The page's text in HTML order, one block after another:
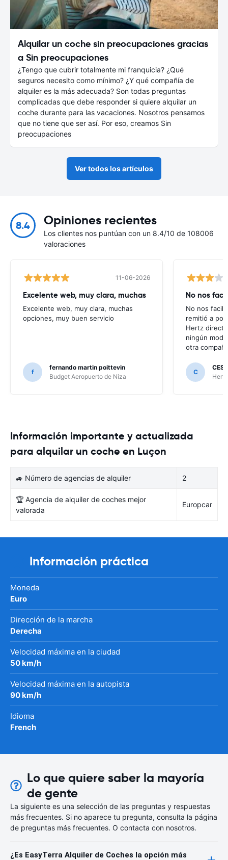
Alquilar un coche sin preocupaciones gracias
a Sin preocupaciones
¿Tengo que cubrir totalmente mi franquicia? ¿Qué
seguros necesito como mínimo? ¿Y qué compañía de
alquiler es la más adecuada? Son todas preguntas
complicadas que debe responder si quiere alquilar un
coche durante para las vacaciones. Nosotros pensamos
que no tiene que ser así. Por eso, creamos Sin
preocupaciones
Ver todos los artículos
8.4 Opiniones recientes
Los clientes nos puntúan con un 8.4/10 de 108006
valoraciones
11-06-2026
Excelente web, muy clara, muchas
Excelente web, muy clara, muchas
opciones, muy buen servicio
f
fernando martin poittevin
Budget Aeropuerto de Niza
No nos
No nos
remitió a
Hertz
ningún
otra
C
Información importante y actualizada
para alquilar un coche en Luçon
🚙 Número de agencias de alquiler 2
🏆 Agencia de alquiler de coches mejor
valorada
Europcar
Información práctica
Moneda
Euro
Dirección de la marcha
Derecha
Velocidad máxima en la ciudad
50 km/h
Velocidad máxima en la autopista
90 km/h
Idioma
French
Lo que quiere saber la mayoría
de gente
La siguiente es una selección de las preguntas y respuestas
más frecuentes. Si no aparece tu pregunta, consulta la página
de preguntas más frecuentes. O contacta con nosotros.
¿Es EasyTerra Alquiler de Coches la opción más